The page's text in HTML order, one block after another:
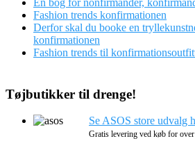
Fashion trends konfirmationen
Derfor skal du booke en
konfirmationen
Fashion trends til
Tøjbutikker til drenge!
Se ASOS store udvalg
Gratis levering ved køb for